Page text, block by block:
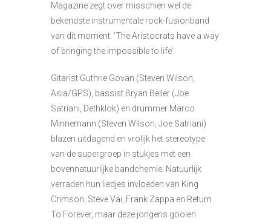
Magazine zegt over misschien wel de
bekendste instrumentale rock-fusionband
van dit moment: ‘The Aristocrats have a way
of bringing the impossible to life’.
Gitarist Guthrie Govan (Steven Wilson,
Asia/GPS), bassist Bryan Beller (Joe
Satriani, Dethklok) en drummer Marco
Minnemann (Steven Wilson, Joe Satriani)
blazen uitdagend en vrolijk het stereotype
van de supergroep in stukjes met een
bovennatuurlijke bandchemie. Natuurlijk
verraden hun liedjes invloeden van King
Crimson, Steve Vai, Frank Zappa en Return
To Forever, maar deze jongens gooien